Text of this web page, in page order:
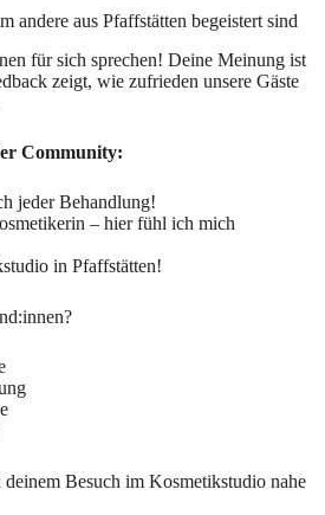
andere aus Pfaffstätten begeistert sind
für sich sprechen! Deine Meinung ist
zeigt, wie zufrieden unsere Gäste
Community:
jeder Behandlung!
– hier fühl ich mich
in Pfaffstätten!
Besuch im Kosmetikstudio nahe